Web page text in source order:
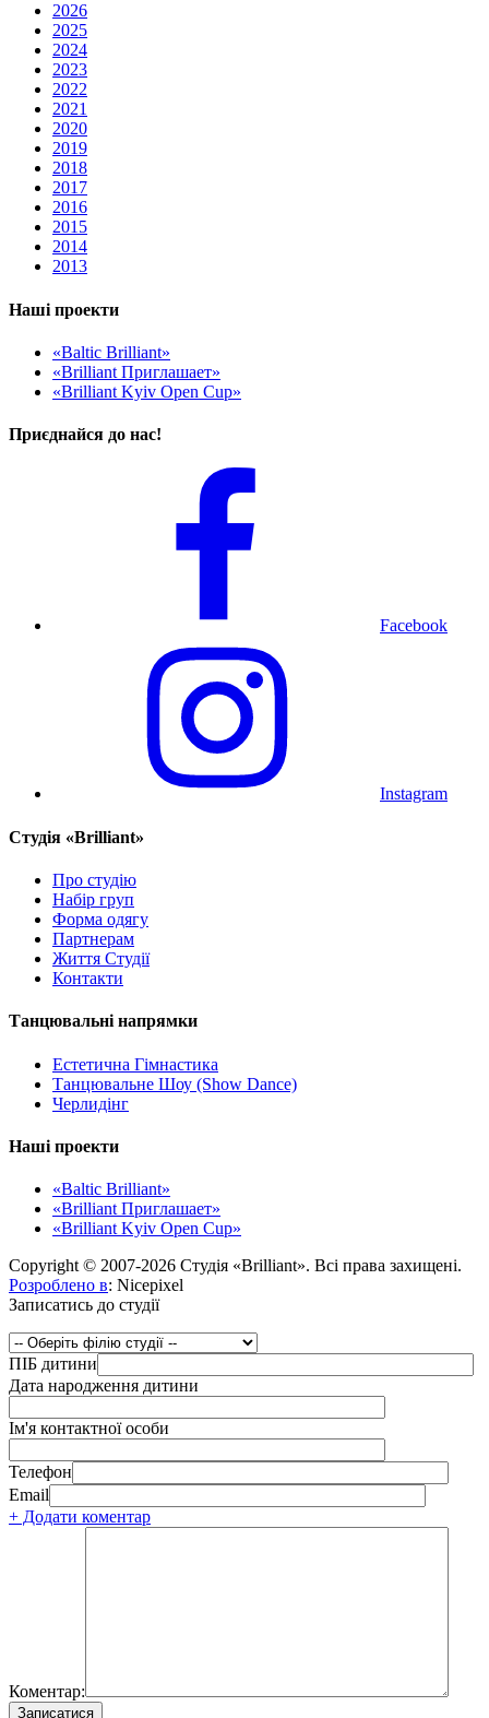
2026
2025
2024
2023
2022
2021
2020
2019
2018
2017
2016
2015
2014
2013
Наші проекти
«Baltic Brilliant»
«Brilliant Приглашает»
«Brilliant Kyiv Open Cup»
Приєднайся до нас!
Facebook
Instagram
Cтудія «Brilliant»
Про студію
Набір груп
Форма одягу
Партнерам
Життя Студії
Контакти
Танцювальні напрямки
Естетична Гімнастика
Танцювальне Шоу (Show Dance)
Черлидінг
Наші проекти
«Baltic Brilliant»
«Brilliant Приглашает»
«Brilliant Kyiv Open Cup»
Copyright © 2007-2026 Студія «Brilliant». Всі права захищені.
Розроблено в: Nicepixel
Записатись до студії
ПІБ дитини
Дата народження дитини
Ім'я контактної особи
Телефон
Email
+ Додати коментар
Коментар: